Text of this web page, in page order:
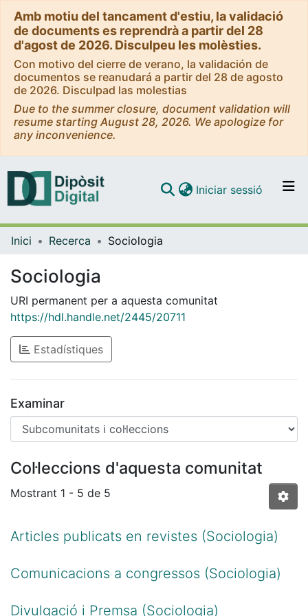
Amb motiu del tancament d'estiu, la validació
de documents es reprendrà a partir del 28
d'agost de 2026. Disculpeu les molèsties.
Con motivo del cierre de verano, la validación de
documentos se reanudará a partir del 28 de agosto
de 2026. Disculpad las molestias
Due to the summer closure, document validation will
resume starting August 28, 2026. We apologize for
any inconvenience.
Navega per tot el DD
Contacte
Iniciar sessió (current)
Inici Recerca Sociologia
Sociologia
URI permanent per a aquesta comunitat
https://hdl.handle.net/2445/20711
Estadístiques
Examinar
Col·leccions d'aquesta comunitat
Mostrant 1 - 5 de 5
Articles publicats en revistes (Sociologia)
Comunicacions a congressos (Sociologia)
Divulgació i Premsa (Sociologia)